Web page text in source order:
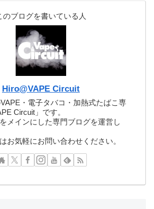
のブログを書いている人
Hiro@VAPE Circuit
・電子タバコ・加熱式たばこ専
Circuit」です。
メインにした専門ブログを運営し
お気軽にお問い合わせください。